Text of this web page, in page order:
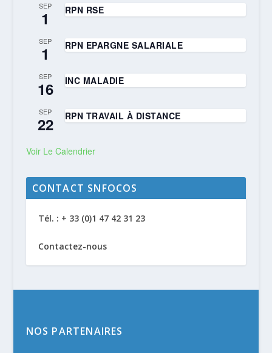
SEP
1 RPN RSE
SEP
1 RPN EPARGNE SALARIALE
SEP
16 INC MALADIE
SEP
22 RPN TRAVAIL À DISTANCE
Voir Le Calendrier
CONTACT SNFOCOS
Tél. : + 33 (0)1 47 42 31 23
Contactez-nous
NOS PARTENAIRES